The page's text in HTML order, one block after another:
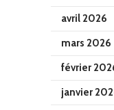
avril 2026
mars 2026
février
janvier